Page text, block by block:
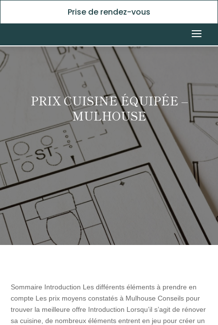
Prise de rendez-vous
PRIX CUISINE ÉQUIPÉE –
MULHOUSE
Sommaire Introduction Les différents éléments à prendre en
compte Les prix moyens constatés à Mulhouse Conseils pour
trouver la meilleure offre Introduction Lorsqu’il s’agit de rénover
sa cuisine, de nombreux éléments entrent en jeu pour créer un